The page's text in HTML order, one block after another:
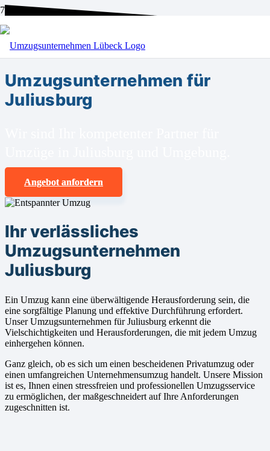
BEI UNS SIND SIE RICHTIG!
Umzugsunternehmen für
Juliusburg
Angebot anfordern
Ihr verlässliches
Umzugsunternehmen
Juliusburg
Ein Umzug kann eine überwältigende Herausforderung sein, die
eine sorgfältige Planung und effektive Durchführung erfordert.
Unser Umzugsunternehmen für Juliusburg erkennt die
Vielschichtigkeiten und Herausforderungen, die mit jedem Umzug
einhergehen können.
Ganz gleich, ob es sich um einen bescheidenen Privatumzug oder
einen umfangreichen Unternehmensumzug handelt. Unsere Mission
ist es, Ihnen einen stressfreien und professionellen Umzugsservice
zu ermöglichen, der maßgeschneidert auf Ihre Anforderungen
zugeschnitten ist.